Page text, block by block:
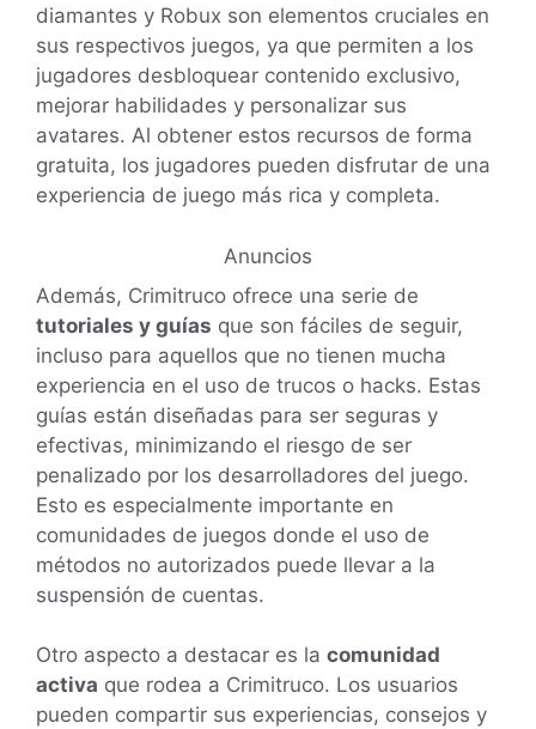
diamantes y Robux son elementos cruciales en
sus respectivos juegos, ya que permiten a los
jugadores desbloquear contenido exclusivo,
mejorar habilidades y personalizar sus
avatares. Al obtener estos recursos de forma
gratuita, los jugadores pueden disfrutar de una
experiencia de juego más rica y completa.
Anuncios
Además, Crimitruco ofrece una serie de
tutoriales y guías que son fáciles de seguir,
incluso para aquellos que no tienen mucha
experiencia en el uso de trucos o hacks. Estas
guías están diseñadas para ser seguras y
efectivas, minimizando el riesgo de ser
penalizado por los desarrolladores del juego.
Esto es especialmente importante en
comunidades de juegos donde el uso de
métodos no autorizados puede llevar a la
suspensión de cuentas.
Otro aspecto a destacar es la comunidad
activa que rodea a Crimitruco. Los usuarios
pueden compartir sus experiencias, consejos y